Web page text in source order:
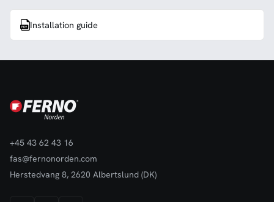
Installation guide
+45 43 62 43 16
fas@fernonorden.com
Herstedvang 8, 2620 Albertslund (DK)